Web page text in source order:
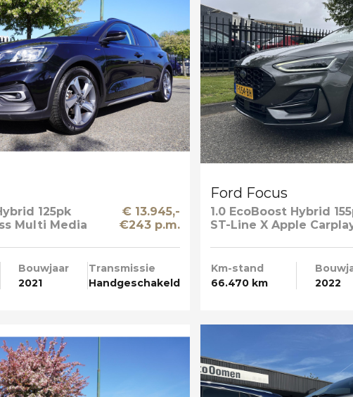
125pk
Multi Media
€ 13.945,-
€243 p.m.
Bouwjaar
2021
Transmissie
Handgeschakeld
Ford Focus
1.0 EcoBoost Hybrid
ST-Line X Apple
Km-stand
66.470 km
2022